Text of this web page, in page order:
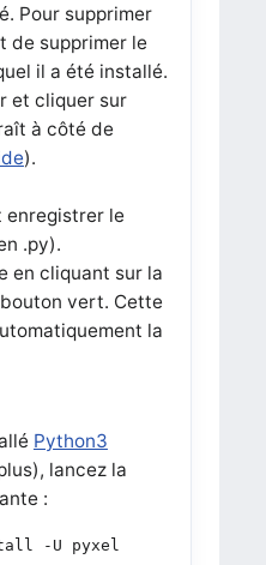
Pour supprimer
de supprimer le
il a été installé.
et cliquer sur
à côté de
).
enregistrer le
.py).
en cliquant sur la
vert. Cette
la
Python3
lancez la
:
-U pyxel